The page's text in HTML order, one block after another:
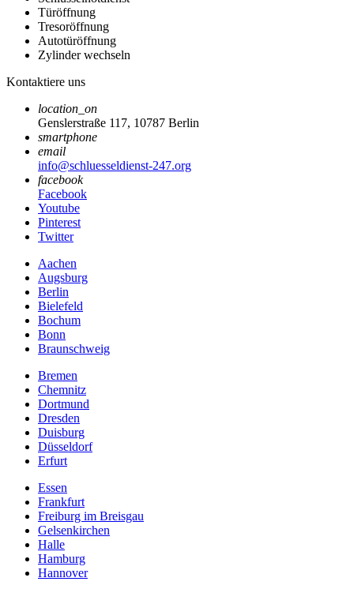
Türöffnung
Tresoröffnung
Autotüröffnung
Zylinder wechseln
Kontaktiere uns
location_on
Genslerstraße 117, 10787 Berlin
smartphone
email
info@schluesseldienst-247.org
facebook
Facebook
Youtube
Pinterest
Twitter
Aachen
Augsburg
Berlin
Bielefeld
Bochum
Bonn
Braunschweig
Bremen
Chemnitz
Dortmund
Dresden
Duisburg
Düsseldorf
Erfurt
Essen
Frankfurt
Freiburg im Breisgau
Gelsenkirchen
Halle
Hamburg
Hannover